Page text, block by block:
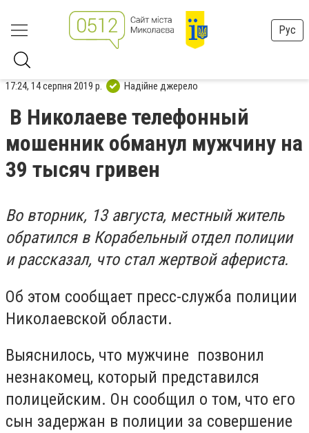
Рус
17:24, 14 серпня 2019 р. Надійне джерело
В Николаеве телефонный
мошенник обманул мужчину на
39 тысяч гривен
Во вторник, 13 августа, местный житель
обратился в Корабельный отдел полиции
и рассказал, что стал жертвой афериста.
Об этом сообщает пресс-служба полиции
Николаевской области.
Выяснилось, что мужчине позвонил
незнакомец, который представился
полицейским. Он сообщил о том, что его
сын задержан в полиции за совершение